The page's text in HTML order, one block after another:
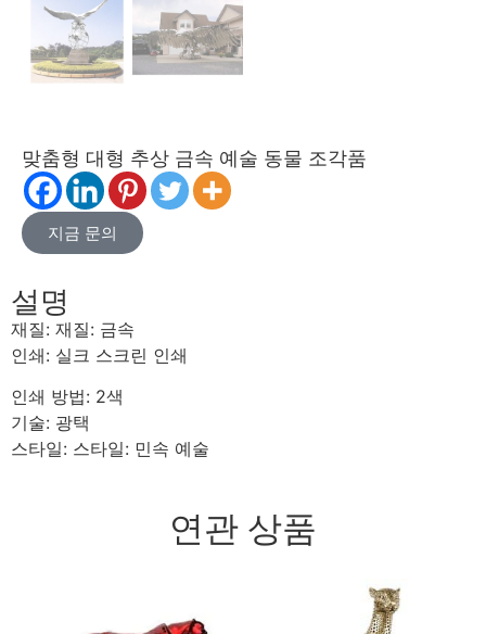
맞춤형 대형 추상 금속 예술 동물 조각품
지금 문의
설명
재질: 재질: 금속
인쇄: 실크 스크린 인쇄
인쇄 방법: 2색
기술: 광택
스타일: 스타일: 민속 예술
연관 상품